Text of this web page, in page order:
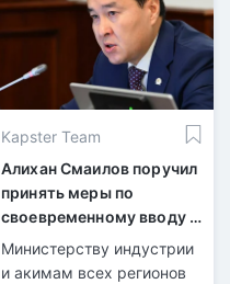
Kapster Team
Алихан Смаилов поручил
принять меры по
своевременному вводу в
эксплуатацию жилья
Министерству индустрии
и акимам всех регионов